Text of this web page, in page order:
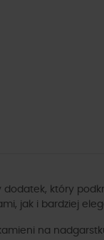
który
jak i bardziej
na